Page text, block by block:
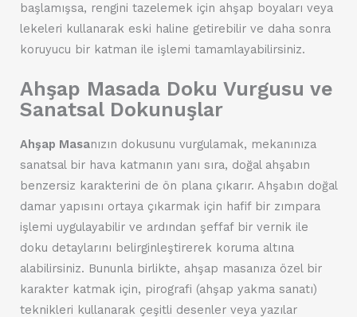
başlamışsa, rengini tazelemek için ahşap boyaları veya
lekeleri kullanarak eski haline getirebilir ve daha sonra
koruyucu bir katman ile işlemi tamamlayabilirsiniz.
Ahşap Masada Doku Vurgusu ve
Sanatsal Dokunuşlar
Ahşap Masanızın dokusunu vurgulamak, mekanınıza
sanatsal bir hava katmanın yanı sıra, doğal ahşabın
benzersiz karakterini de ön plana çıkarır. Ahşabın doğal
damar yapısını ortaya çıkarmak için hafif bir zımpara
işlemi uygulayabilir ve ardından şeffaf bir vernik ile
doku detaylarını belirginleştirerek koruma altına
alabilirsiniz. Bununla birlikte, ahşap masanıza özel bir
karakter katmak için, pirografi (ahşap yakma sanatı)
teknikleri kullanarak çeşitli desenler veya yazılar